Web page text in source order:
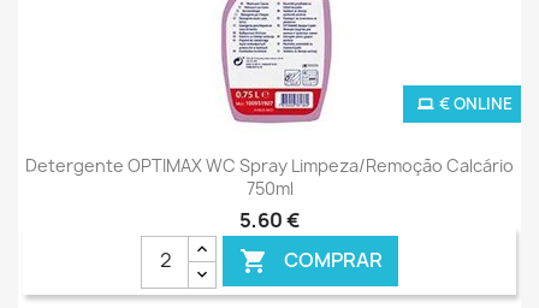
Detergente OPTIMAX WC Spray Limpeza/Remoção Calcário
750ml
5,60 €
 COMPRAR
€ ONLINE